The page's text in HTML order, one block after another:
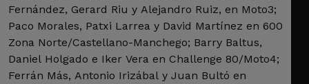
Fernández, Gerard Riu y Alejandro Ruiz, en Moto3;
Paco Morales, Patxi Larrea y David Martínez en 600
Zona Norte/Castellano-Manchego; Barry Baltus,
Daniel Holgado e Iker Vera en Challenge 80/Moto4;
Ferrán Más, Antonio Irizábal y Juan Bultó en